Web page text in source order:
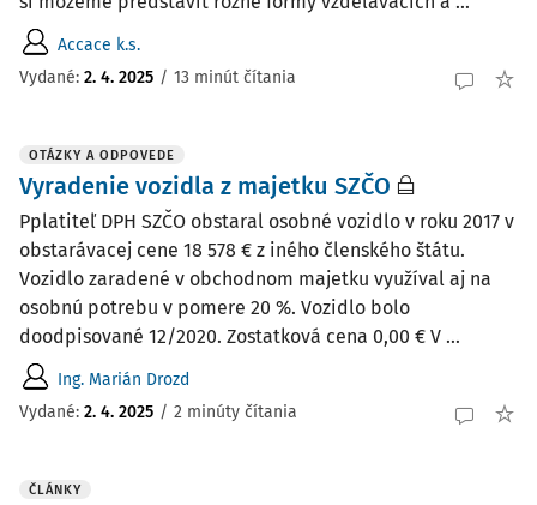
Accace k.s.
Vydané: 2. 4. 2025 / 13 minút čítania
OTÁZKY A ODPOVEDE
Vyradenie vozidla z majetku SZČO
Pplatiteľ DPH SZČO obstaral osobné vozidlo v roku 2017 v
obstarávacej cene 18 578 € z iného členského štátu.
Vozidlo zaradené v obchodnom majetku využíval aj na
osobnú potrebu v pomere 20 %. Vozidlo bolo
doodpisované 12/2020. Zostatková cena 0,00 € V ...
Ing. Marián Drozd
Vydané: 2. 4. 2025 / 2 minúty čítania
ČLÁNKY